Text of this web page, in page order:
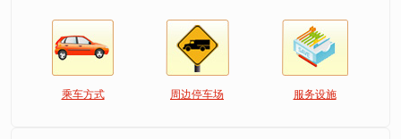
乘车方式 周边停车场 服务设施